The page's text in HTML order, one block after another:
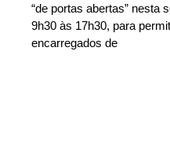
“de portas abertas” nesta
9h30 às 17h30, para
encarregados de